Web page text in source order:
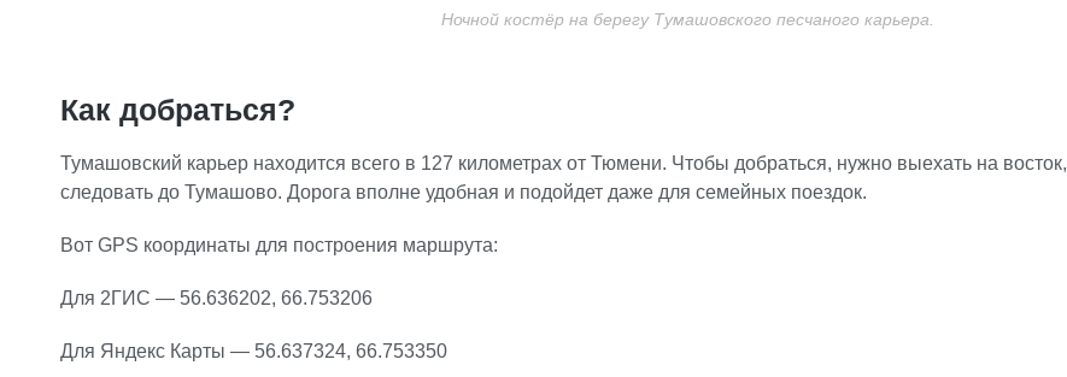
Ночной костёр на берегу Тумашовского песчаного карьера.
Как добраться?
Тумашовский карьер находится всего в 127 километрах от Тюмени. Чтобы добраться, нужно выехать на
следовать до Тумашово. Дорога вполне удобная и подойдет даже для семейных поездок.
Вот GPS координаты для построения маршрута:
Для 2ГИС — 56.636202, 66.753206
Для Яндекс Карты — 56.637324, 66.753350